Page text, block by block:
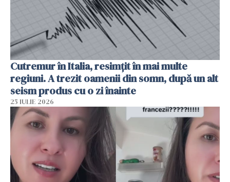
Cutremur în Italia, resimțit în mai multe
regiuni. A trezit oamenii din somn, după un alt
seism produs cu o zi înainte
25 IULIE 2026